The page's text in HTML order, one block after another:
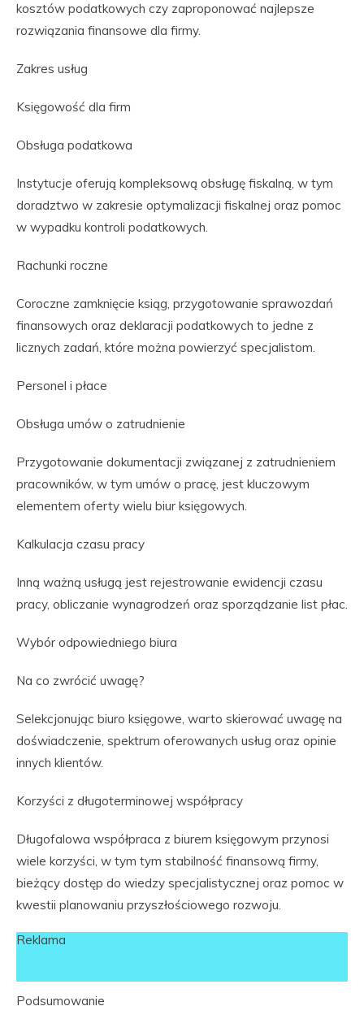
kosztów podatkowych czy zaproponować najlepsze
rozwiązania finansowe dla firmy.
Zakres usług
Księgowość dla firm
Obsługa podatkowa
Instytucje oferują kompleksową obsługę fiskalną, w tym
doradztwo w zakresie optymalizacji fiskalnej oraz pomoc
w wypadku kontroli podatkowych.
Rachunki roczne
Coroczne zamknięcie ksiąg, przygotowanie sprawozdań
finansowych oraz deklaracji podatkowych to jedne z
licznych zadań, które można powierzyć specjalistom.
Personel i płace
Obsługa umów o zatrudnienie
Przygotowanie dokumentacji związanej z zatrudnieniem
pracowników, w tym umów o pracę, jest kluczowym
elementem oferty wielu biur księgowych.
Kalkulacja czasu pracy
Inną ważną usługą jest rejestrowanie ewidencji czasu
pracy, obliczanie wynagrodzeń oraz sporządzanie list płac.
Wybór odpowiedniego biura
Na co zwrócić uwagę?
Selekcjonując biuro księgowe, warto skierować uwagę na
doświadczenie, spektrum oferowanych usług oraz opinie
innych klientów.
Korzyści z długoterminowej współpracy
Długofalowa współpraca z biurem księgowym przynosi
wiele korzyści, w tym tym stabilność finansową firmy,
bieżący dostęp do wiedzy specjalistycznej oraz pomoc w
kwestii planowaniu przyszłościowego rozwoju.
Reklama
Podsumowanie